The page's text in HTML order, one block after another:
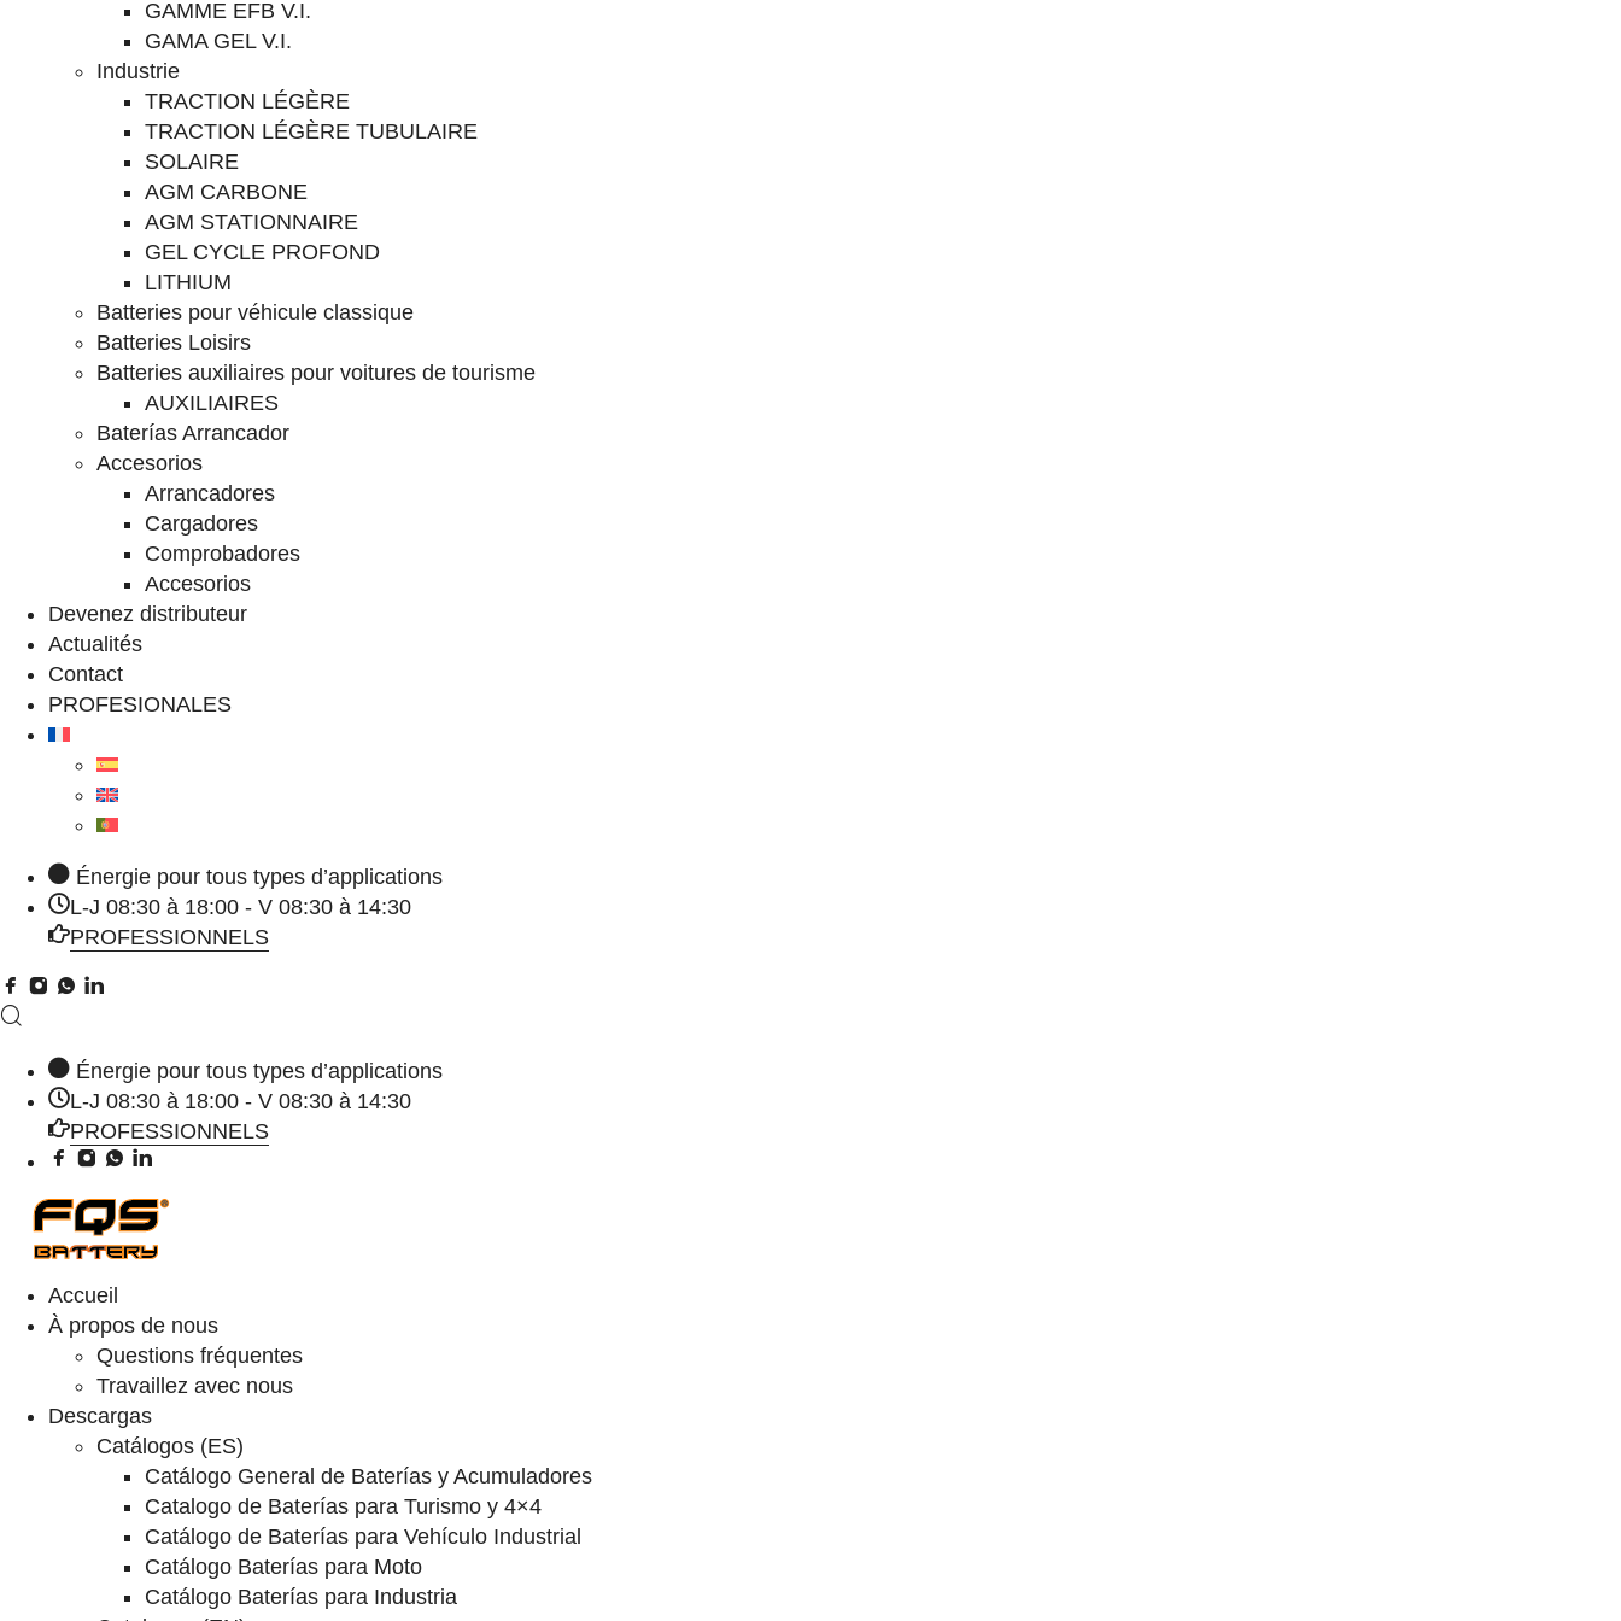
GAMME EFB V.I.
GAMA GEL V.I.
Industrie
TRACTION LÉGÈRE
TRACTION LÉGÈRE TUBULAIRE
SOLAIRE
AGM CARBONE
AGM STATIONNAIRE
GEL CYCLE PROFOND
LITHIUM
Batteries pour véhicule classique
Batteries Loisirs
Batteries auxiliaires pour voitures de tourisme
AUXILIAIRES
Baterías Arrancador
Accesorios
Arrancadores
Cargadores
Comprobadores
Accesorios
Devenez distributeur
Actualités
Contact
PROFESIONALES
Énergie pour tous types d’applications
L-J 08:30 à 18:00 - V 08:30 à 14:30
PROFESSIONNELS
Énergie pour tous types d’applications
L-J 08:30 à 18:00 - V 08:30 à 14:30
PROFESSIONNELS
Accueil
À propos de nous
Questions fréquentes
Travaillez avec nous
Descargas
Catálogos (ES)
Catálogo General de Baterías y Acumuladores
Catalogo de Baterías para Turismo y 4×4
Catálogo de Baterías para Vehículo Industrial
Catálogo Baterías para Moto
Catálogo Baterías para Industria